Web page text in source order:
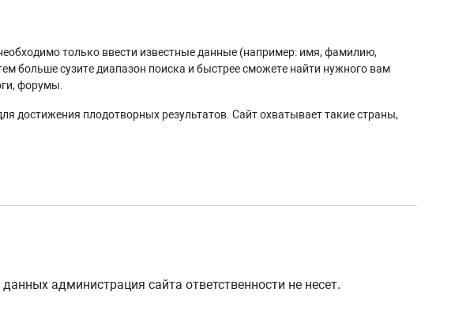
только ввести известные данные (например: имя, фамилию,
больше сузите диапазон поиска и быстрее сможете найти нужного вам
форумы.
достижения плодотворных результатов. Сайт охватывает такие страны,
администрация сайта ответственности не несет.